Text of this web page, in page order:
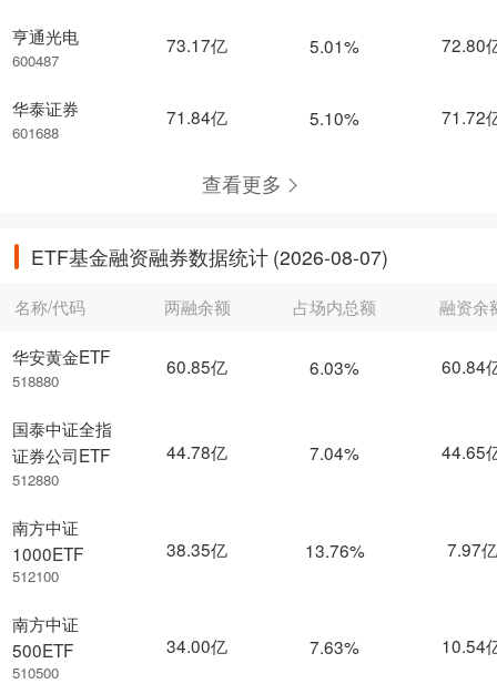
亨通光电
600487
华泰证券
601688
73.17亿 5.01% 72.80
71.84亿 5.10% 71.72
查看更多
ETF基金融资融券数据统计 (2026-08-07)
名称/代码
华安黄金ETF
518880
国泰中证全指
证券公司ETF
512880
南方中证
1000ETF
512100
南方中证
500ETF
510500
两融余额 占场内总额 融资余
60.85亿 6.03% 60.84
44.78亿 7.04% 44.65
38.35亿 13.76% 7.97亿
34.00亿 7.63% 10.54